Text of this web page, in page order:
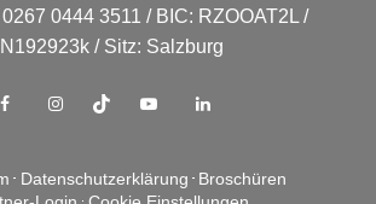
0444 3511 / BIC: RZOOAT2L /
/ Sitz: Salzburg
Datenschutzerklärung
Broschüren